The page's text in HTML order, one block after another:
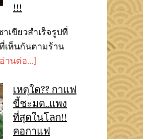
!!!
เขียวสำเร็จรูปที่
เห็นกันตามร้าน
านต่อ...]
เหตุใด?? กาแฟ
ขี้ชะมด..แพง
ที่สุดในโลก!!
คอกาแฟ